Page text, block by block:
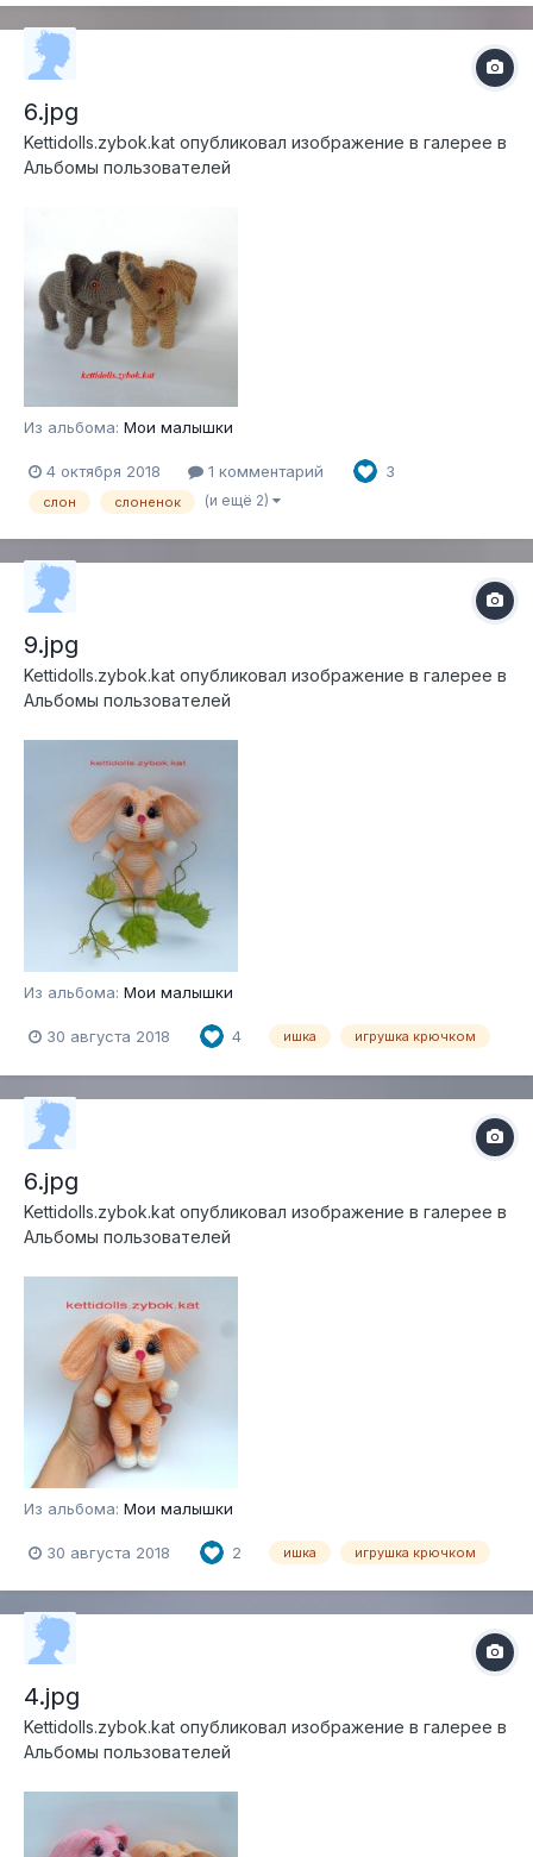
6.jpg
Kettidolls.zybok.kat опубликовал изображение в галерее в
Альбомы пользователей
Из альбома: Мои малышки
4 октября 2018 1 комментарий 3
слон слоненок (и ещё 2)
9.jpg
Kettidolls.zybok.kat опубликовал изображение в галерее в
Альбомы пользователей
Из альбома: Мои малышки
30 августа 2018 4 ишка игрушка крючком
6.jpg
Kettidolls.zybok.kat опубликовал изображение в галерее в
Альбомы пользователей
Из альбома: Мои малышки
30 августа 2018 2 ишка игрушка крючком
4.jpg
Kettidolls.zybok.kat опубликовал изображение в галерее в
Альбомы пользователей